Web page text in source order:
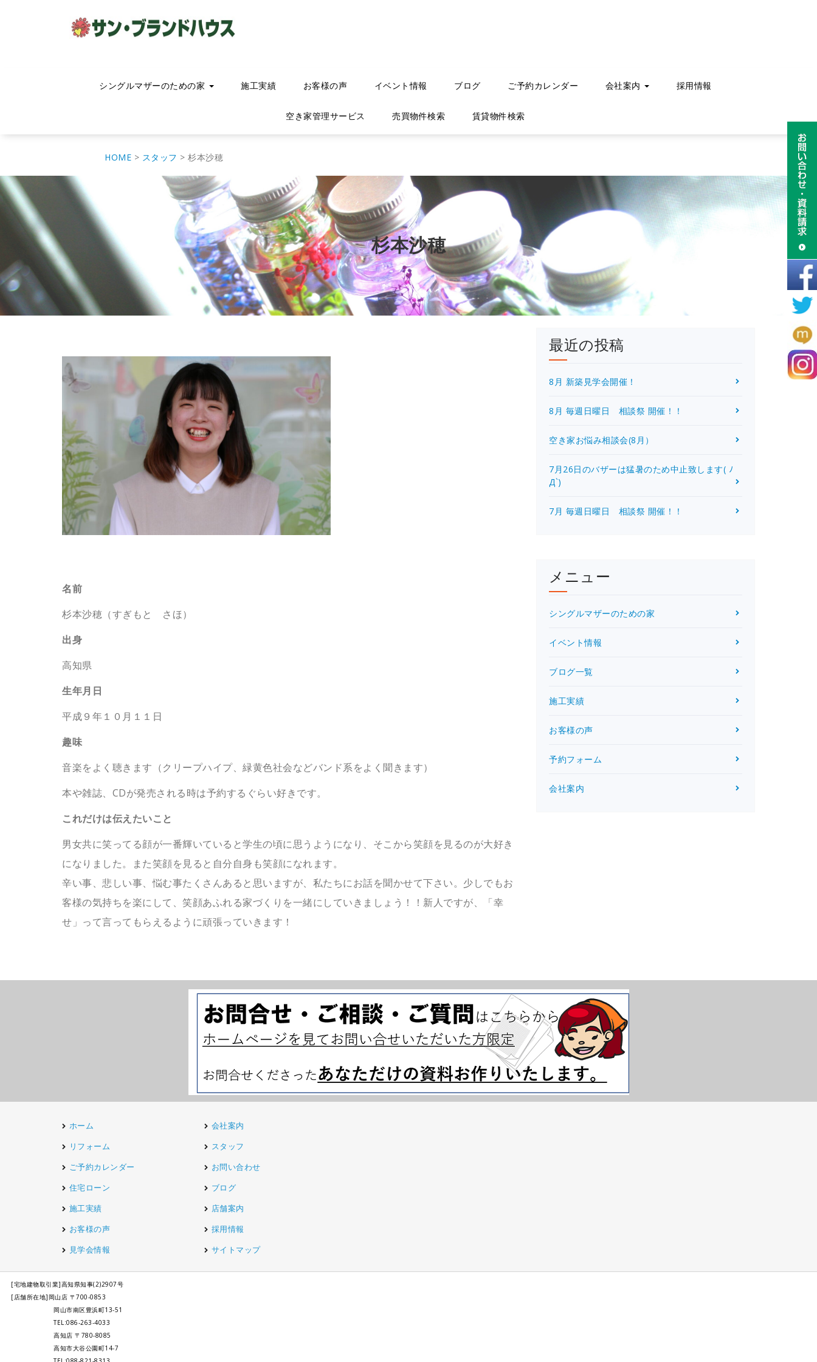
シングルマザーのための家 施工実績 お客様の声 イベント情報 ブログ ご予約カレンダー 会社案内 採用情報
空き家管理サービス 売買物件検索 賃貸物件検索
HOME > スタッフ > 杉本沙穂
杉本沙穂
名前
杉本沙穂（すぎもと さほ）
出身
高知県
生年月日
平成９年１０月１１日
趣味
音楽をよく聴きます（クリープハイプ、緑黄色社会などバンド系をよく聞きます）
本や雑誌、CDが発売される時は予約するぐらい好きです。
これだけは伝えたいこと
男女共に笑ってる顔が一番輝いていると学生の頃に思うようになり、そこから笑顔を見るのが大好き
になりました。また笑顔を見ると自分自身も笑顔になれます。
辛い事、悲しい事、悩む事たくさんあると思いますが、私たちにお話を聞かせて下さい。少しでもお
客様の気持ちを楽にして、笑顔あふれる家づくりを一緒にしていきましょう！！新人ですが、「幸
せ」って言ってもらえるように頑張っていきます！
最近の投稿
8月 新築見学会開催！
8月 毎週日曜日 相談祭 開催！！
空き家お悩み相談会(8月）
7月26日のバザーは猛暑のため中止致します( ﾉ
Д`)
7月 毎週日曜日 相談祭 開催！！
メニュー
シングルマザーのための家
イベント情報
ブログ一覧
施工実績
お客様の声
予約フォーム
会社案内
ホーム
リフォーム
ご予約カレンダー
住宅ローン
施工実績
お客様の声
見学会情報
会社案内
スタッフ
お問い合わせ
ブログ
店舗案内
採用情報
サイトマップ